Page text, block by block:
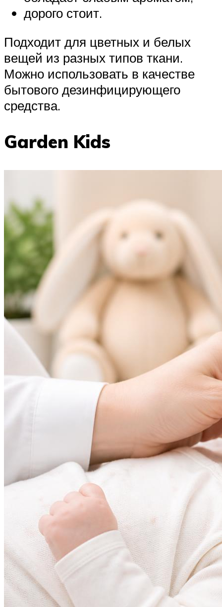
дорого стоит.
Подходит для цветных и белых
вещей из разных типов ткани.
Можно использовать в качестве
бытового дезинфицирующего
средства.
Garden Kids